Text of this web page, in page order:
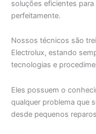
soluções eficientes
perfeitamente.
Nossos técnicos são
Electrolux, estando
tecnologias e
Eles possuem o
qualquer problema que
desde pequenos